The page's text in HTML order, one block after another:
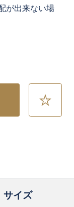
が出来ない場
お
サイズ